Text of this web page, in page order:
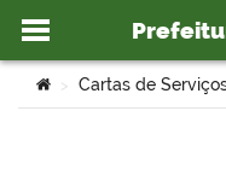
Ir para o conteúdo
Você está aqui:
> Cartas de